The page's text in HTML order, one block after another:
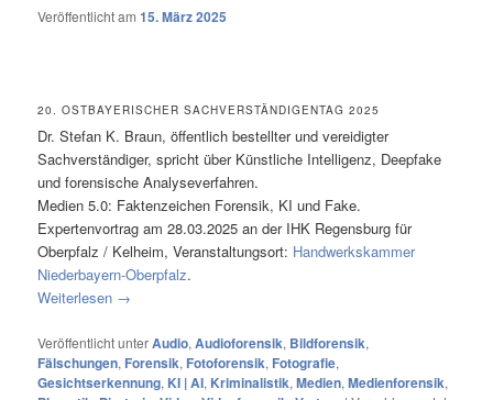
Veröffentlicht am15. März 2025
20. OSTBAYERISCHER SACHVERSTÄNDIGENTAG 2025
Dr. Stefan K. Braun, öffentlich bestellter und vereidigter
Sachverständiger, spricht über Künstliche Intelligenz, Deepfake
und forensische Analyseverfahren.
Medien 5.0: Faktenzeichen Forensik, KI und Fake.
Expertenvortrag am 28.03.2025 an der IHK Regensburg für
Oberpfalz / Kelheim, Veranstaltungsort: Handwerkskammer
Niederbayern-Oberpfalz.
Weiterlesen →
Veröffentlicht unterAudio,Audioforensik, Bildforensik,
Fälschungen, Forensik, Fotoforensik, Fotografie,
Gesichtserkennung, KI | AI, Kriminalistik,Medien,Medienforensik,